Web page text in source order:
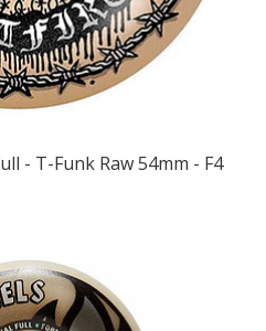
- T-Funk Raw 54mm - F4